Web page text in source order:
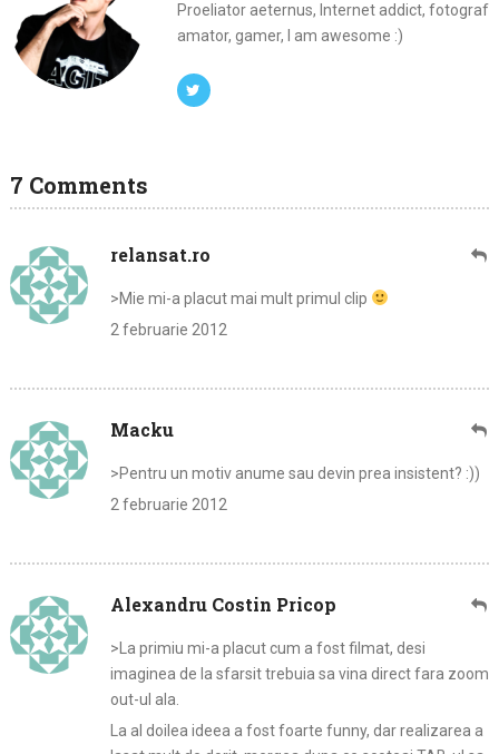
Proeliator aeternus, Internet addict, fotograf
amator, gamer, I am awesome :)
7 Comments
relansat.ro
>Mie mi-a placut mai mult primul clip
2 februarie 2012
Macku
>Pentru un motiv anume sau devin prea insistent? :))
2 februarie 2012
Alexandru Costin Pricop
>La primiu mi-a placut cum a fost filmat, desi
imaginea de la sfarsit trebuia sa vina direct fara zoom
out-ul ala.
La al doilea ideea a fost foarte funny, dar realizarea a